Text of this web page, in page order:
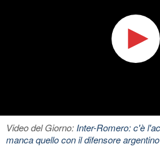
Video del Giorno:Inter-Romero: c'è
manca quello con il difensore argentino